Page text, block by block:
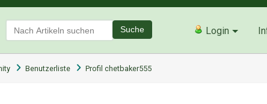
Suche Login
Benutzerliste Profil chetbaker555